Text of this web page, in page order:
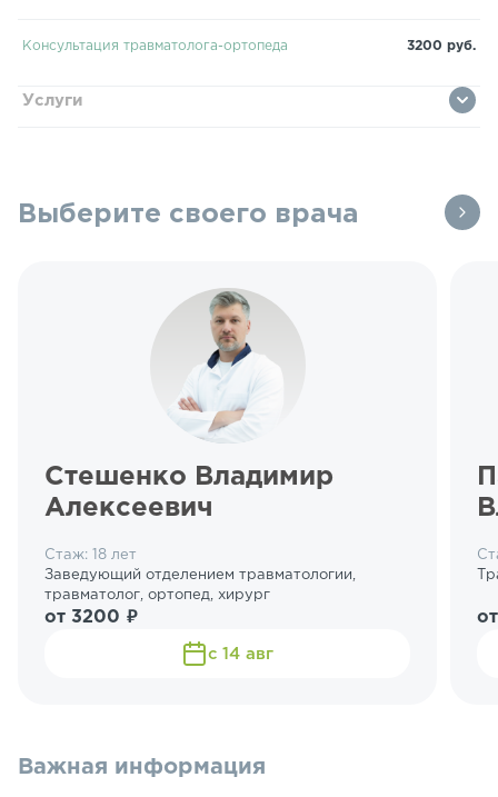
Консультация травматолога-ортопеда 3200 руб.
Услуги
Выберите своего врача
Стешенко Владимир
Алексеевич
Стаж: 18 лет
Заведующий отделением травматологии,
травматолог, ортопед, хирург
от 3200 ₽
с 14 авг
Важная информация